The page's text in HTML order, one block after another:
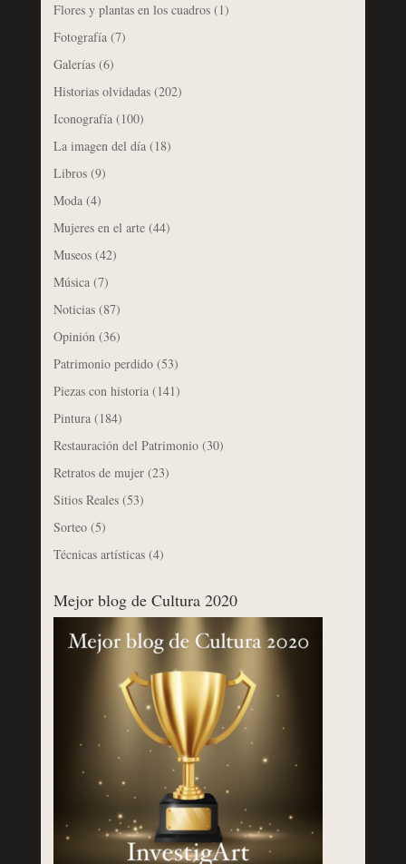
Flores y plantas en los cuadros(1)
Fotografía(7)
Galerías(6)
Historias olvidadas(202)
Iconografía(100)
La imagen del día(18)
Libros(9)
Moda(4)
Mujeres en el arte(44)
Museos(42)
Música(7)
Noticias(87)
Opinión(36)
Patrimonio perdido(53)
Piezas con historia(141)
Pintura(184)
Restauración del Patrimonio(30)
Retratos de mujer(23)
Sitios Reales(53)
Sorteo(5)
Técnicas artísticas(4)
Mejor blog de Cultura 2020